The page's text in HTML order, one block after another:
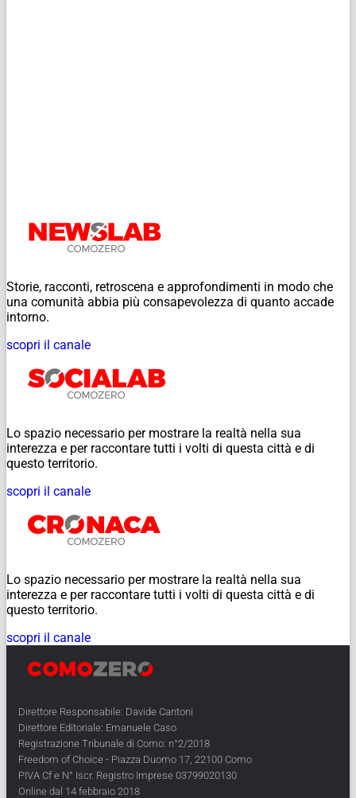
Storie, racconti, retroscena e approfondimenti in modo che
una comunità abbia più consapevolezza di quanto accade
intorno.
scopri il canale
Lo spazio necessario per mostrare la realtà nella sua
interezza e per raccontare tutti i volti di questa città e di
questo territorio.
scopri il canale
Lo spazio necessario per mostrare la realtà nella sua
interezza e per raccontare tutti i volti di questa città e di
questo territorio.
scopri il canale
Direttore Responsabile: Davide Cantoni
Direttore Editoriale: Emanuele Caso
Registrazione Tribunale di Como: n°2/2018
Freedom of Choice - Piazza Duomo 17, 22100 Como
PIVA Cf e N° Iscr. Registro Imprese 03799020130
Online dal 14 febbraio 2018